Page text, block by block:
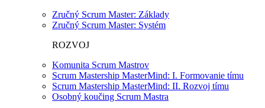
Zručný Scrum Master: Základy
Zručný Scrum Master: Systém
ROZVOJ
Komunita Scrum Mastrov
Scrum Mastership MasterMind: I. Formovanie tímu
Scrum Mastership MasterMind: II. Rozvoj tímu
Osobný koučing Scrum Mastra